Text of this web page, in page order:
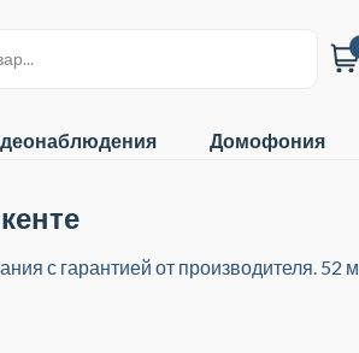
Домофония
с гарантией от производителя.